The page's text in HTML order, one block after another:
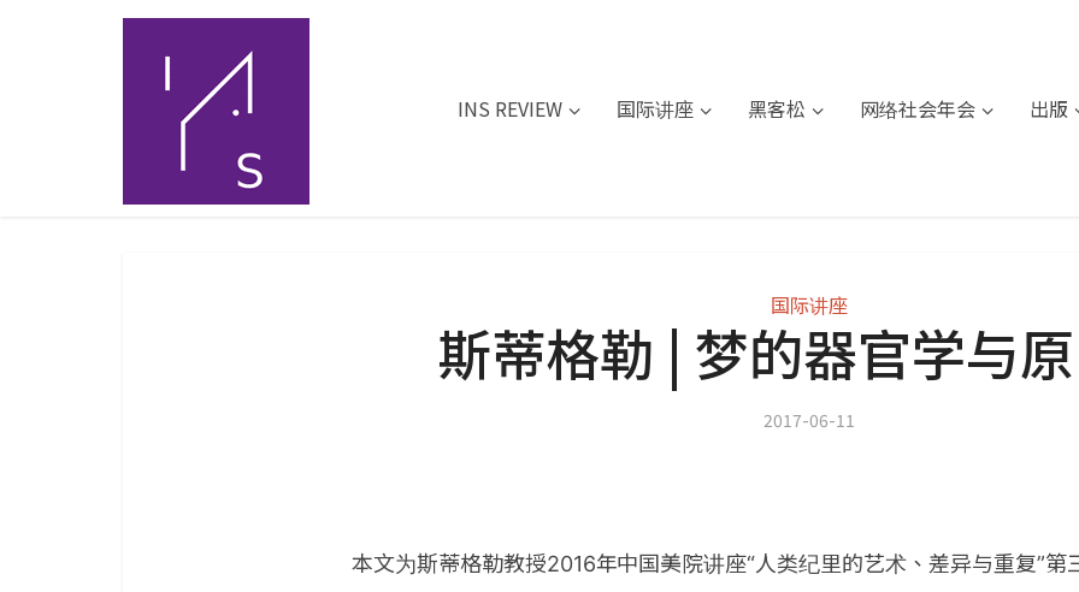
INS REVIEW 国际讲座 黑客松 网络社会年会 出版
国际讲座
斯蒂格勒 | 梦的器官学与
2017-06-11
本文为斯蒂格勒教授2016年中国美院讲座“人类纪里的艺术、差异与重复”第